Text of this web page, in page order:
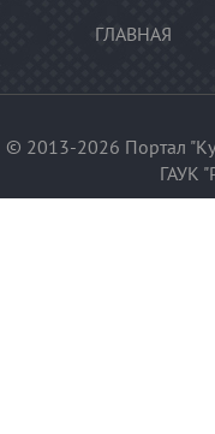
ГЛАВНАЯ
© 2013-2026 Портал
ГАУК